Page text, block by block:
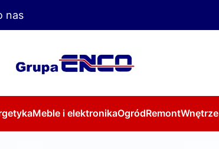
nas
Meble i elektronikaOgródRemontWnętrze